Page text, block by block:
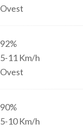
Ovest
92%
5-11 Km/h
Ovest
90%
5-10Km/h